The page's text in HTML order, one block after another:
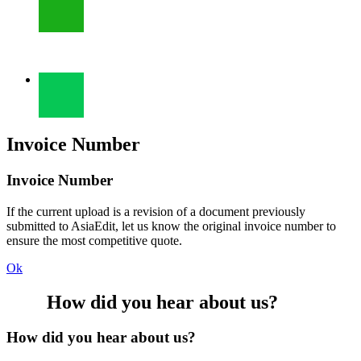
Invoice Number
Invoice Number
If the current upload is a revision of a document previously
submitted to AsiaEdit, let us know the original invoice number to
ensure the most competitive quote.
Ok
How did you hear about us?
How did you hear about us?